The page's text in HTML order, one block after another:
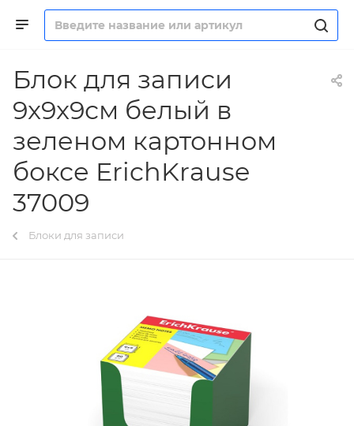
Блок для записи
9x9x9см белый в
зеленом картонном
боксе ErichKrause
37009
Блоки для записи